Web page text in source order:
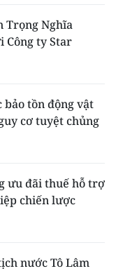
Trọng Nghĩa
Công ty Star
bảo tồn động vật
cơ tuyệt chủng
ưu đãi thuế hỗ trợ
chiến lược
nước Tô Lâm